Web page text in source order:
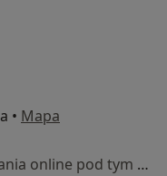
• Mapa
Specjalista nie oferuje umawiania online pod tym adresem.